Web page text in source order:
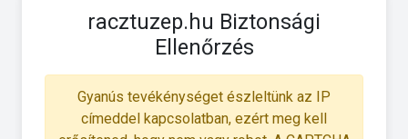
racztuzep.hu Biztonsági
Ellenőrzés
Gyanús tevékénységet észleltünk az IP
címeddel kapcsolatban, ezért meg kell